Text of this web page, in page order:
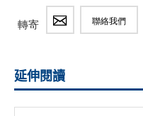
轉寄 聯絡我們
延伸閱讀